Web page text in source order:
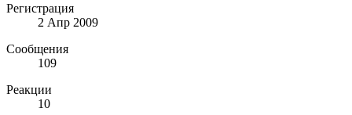
Регистрация
2 Апр 2009
Сообщения
109
Реакции
10